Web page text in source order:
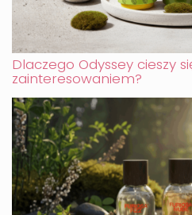
Dlaczego Odyssey cieszy
zainteresowaniem?